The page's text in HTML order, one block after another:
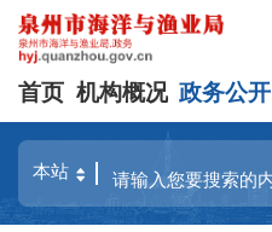
首页 机构概况 政务公开